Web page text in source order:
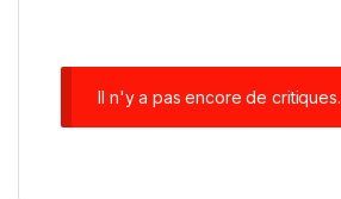
Il n'y a pas encore de critiques.